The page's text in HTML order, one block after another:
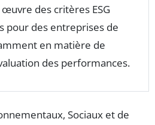
des critères ESG
pour des entreprises de
en matière de
des performances.
Sociaux et de